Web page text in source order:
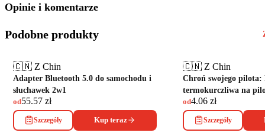
Opinie i komentarze
Podobne produkty
🇨🇳 Z Chin
Adapter Bluetooth 5.0 do samochodu i
słuchawek 2w1
od55.57 zł
Szczegóły Kup teraz
🇨🇳 Z Chin
Chroń swojego pilota:
termokurczliwa na
od4.06zł
Szczegóły